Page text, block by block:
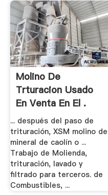
Molino De
Trturacion Usado
En Venta En El .
... después del paso de
trituración, XSM molino de
mineral de caolín o ...
Trabajo de Molienda,
trituración, lavado y
filtrado para terceros. de
Combustibles, ...